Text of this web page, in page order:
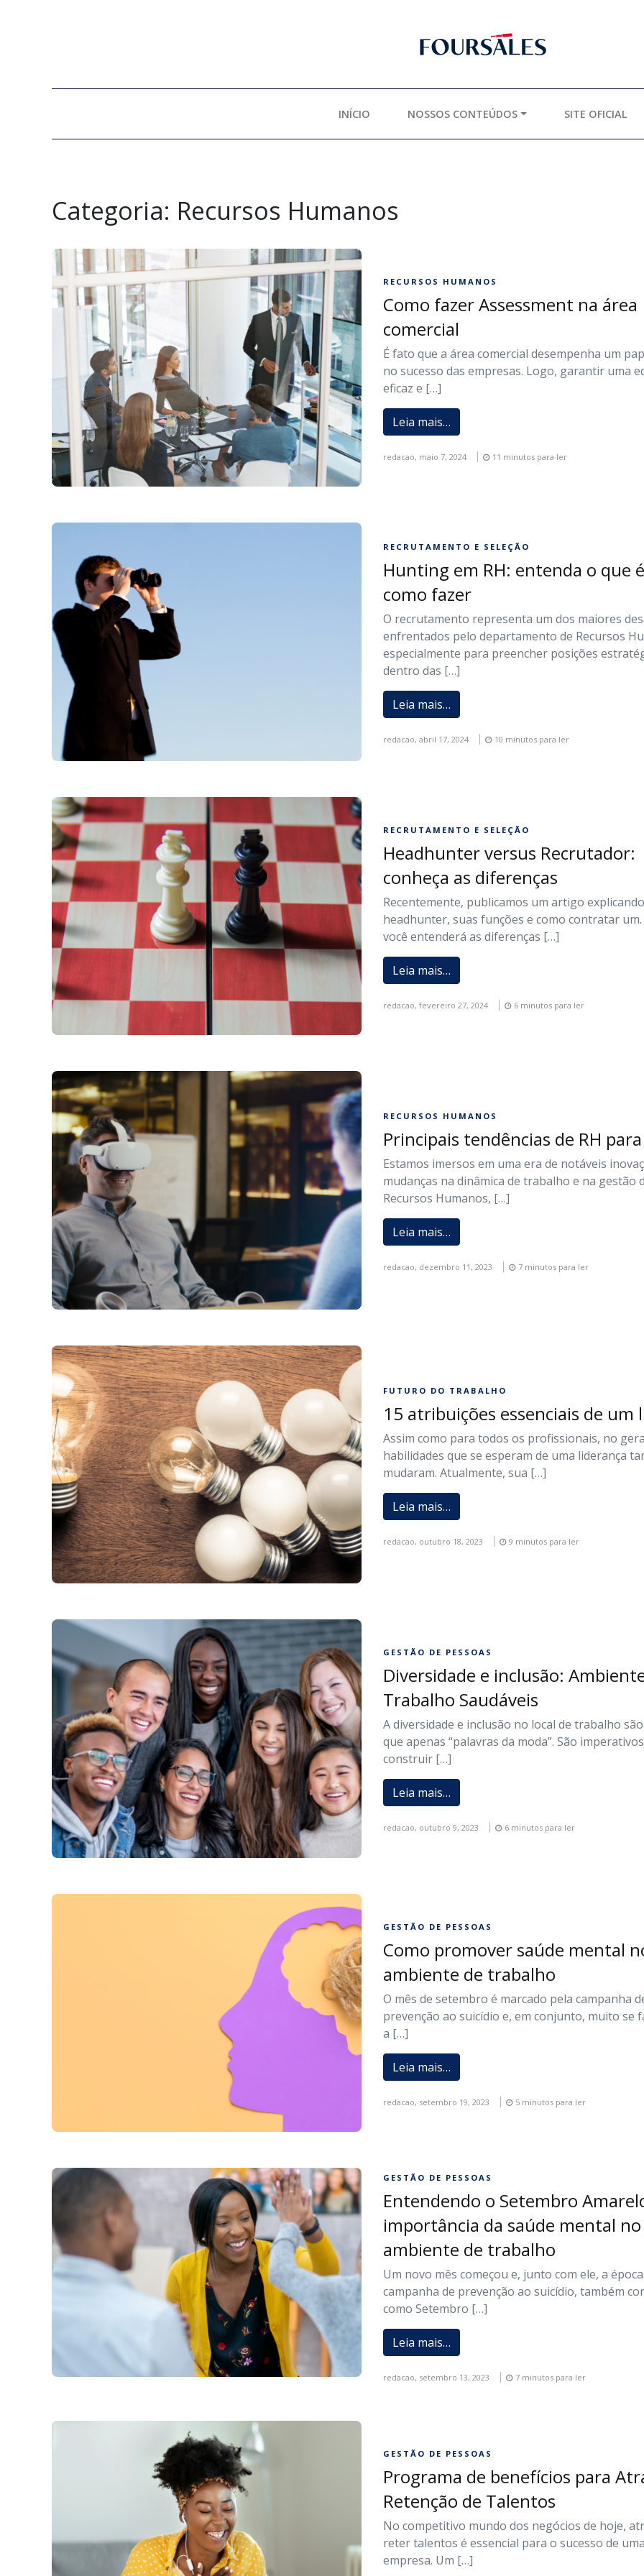
INÍCIO NOSSOS CONTEÚDOS SITE OFICIAL
Categoria: Recursos Humanos
RECURSOS HUMANOS
Como fazer Assessment na área
comercial
É fato que a área comercial desempenha um
no sucesso das empresas. Logo, garantir uma
eficaz e […]
Leia mais…
redacao, maio 7, 2024 11 minutos para ler
RECRUTAMENTO E SELEÇÃO
Hunting em RH: entenda o que
como fazer
O recrutamento representa um dos maiores
enfrentados pelo departamento de Recursos
especialmente para preencher posições
dentro das […]
Leia mais…
redacao,abril 17, 2024 10 minutos para ler
RECRUTAMENTO E SELEÇÃO
Headhunter versus Recrutador:
conheça as diferenças
Recentemente, publicamos um artigo
headhunter, suas funções e como contratar um.
você entenderá as diferenças […]
Leia mais…
redacao,fevereiro 27, 2024 6 minutos para ler
RECURSOS HUMANOS
Principais tendências de RH
Estamos imersos em uma era de notáveis
mudanças na dinâmica de trabalho e na gestão
Recursos Humanos, […]
Leia mais…
redacao, dezembro 11, 2023 7 minutos para ler
FUTURO DO TRABALHO
15 atribuições essenciais de um
Assim como para todos os profissionais, no
habilidades que se esperam de uma liderança
mudaram. Atualmente, sua […]
Leia mais…
redacao, outubro 18, 2023 9 minutos para ler
GESTÃO DE PESSOAS
Diversidade e inclusão:
Trabalho Saudáveis
A diversidade e inclusão no local de trabalho
que apenas “palavras da moda”. São
construir […]
Leia mais…
redacao, outubro 9, 2023 6 minutos para ler
GESTÃO DE PESSOAS
Como promover saúde mental
ambiente de trabalho
O mês de setembro é marcado pela campanha
prevenção ao suicídio e, em conjunto, muito se
a […]
Leia mais…
redacao, setembro 19, 2023 5 minutos para ler
GESTÃO DE PESSOAS
Entendendo o Setembro
importância da saúde mental no
ambiente de trabalho
Um novo mês começou e, junto com ele, a
campanha de prevenção ao suicídio, também
como Setembro […]
Leia mais…
redacao, setembro 13, 2023 7 minutos para ler
GESTÃO DE PESSOAS
Programa de benefícios para
Retenção de Talentos
No competitivo mundo dos negócios de hoje,
reter talentos é essencial para o sucesso de uma
empresa. Um […]